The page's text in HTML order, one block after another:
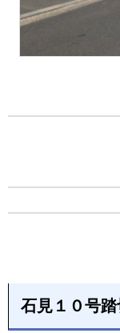
石見１０号踏